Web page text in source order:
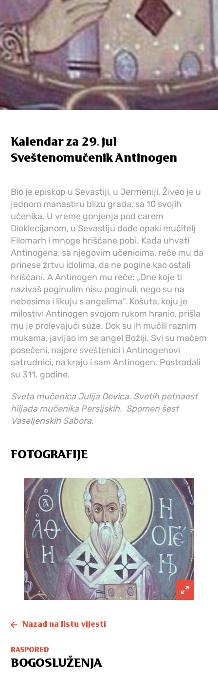
Kalendar za 29. jul
Sveštenomučenik Antinogen
Bio je episkop u Sevastiji, u Jermeniji. Živeo je u
jednom manastiru blizu grada, sa 10 svojih
učenika. U vreme gonjenja pod carem
Dioklecijanom, u Sevastiju dođe opaki mučitelj
Filomarh i mnoge hrišćane pobi. Kada uhvati
Antinogena, sa njegovim učenicima, reče mu da
prinese žrtvu idolima, da ne pogine kao ostali
hrišćani. A Antinogen mu reče: „One koje ti
nazivaš poginulim nisu poginuli, nego su na
nebesima i likuju s angelima“. Košuta, koju je
milostivi Antinogen svojom rukom hranio, prišla
mu je prolevajući suze. Dok su ih mučili raznim
mukama, javljao im se angel Božiji. Svi su mačem
posečeni, najpre sveštenici i Antinogenovi
satrudnici, na kraju i sam Antinogen. Postradali
su 311. godine.
Sveta mučenica Julija Devica. Svetih petnaest
hiljada mučenika Persijskih. Spomen šest
Vaseljenskih Sabora.
FOTOGRAFIJE
Nazad na listu vijesti
RASPORED
BOGOSLUŽENJA